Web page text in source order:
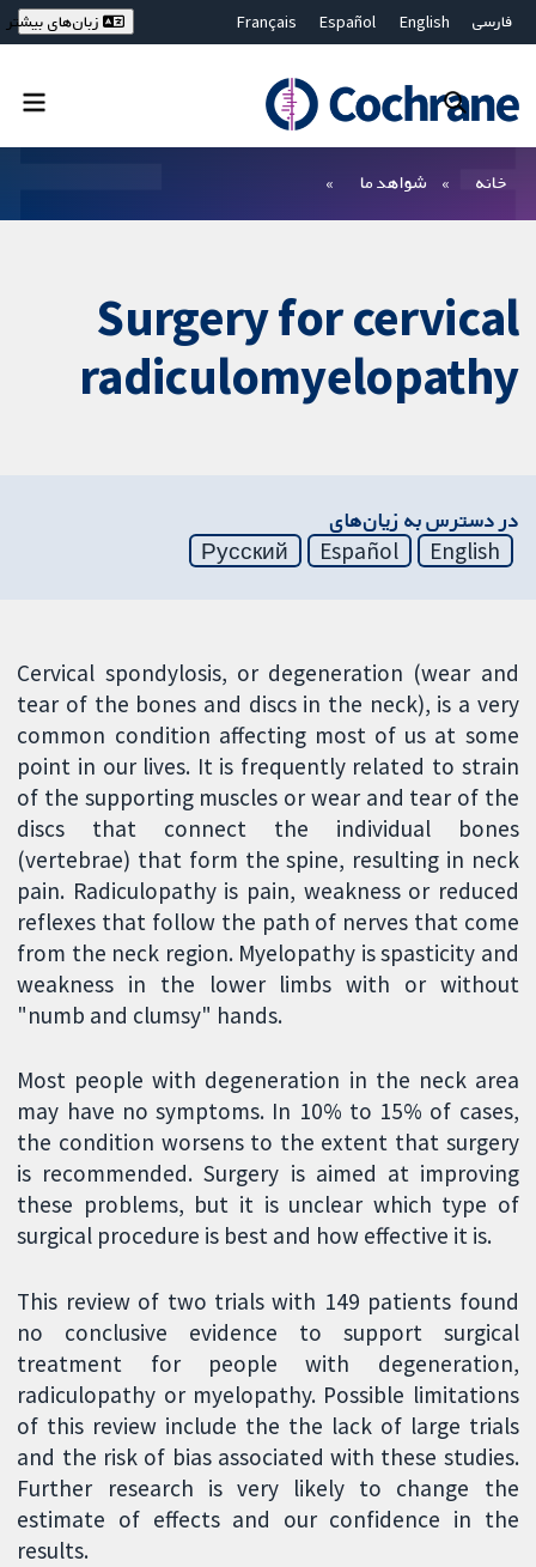
فارسی English
Español
Français
Bahasa Malaysia
ไทย
繁體中文
زبان‌های بیشتر
خانه شواهد ما
Surgery for cervical
radiculomyelopathy
در دسترس به زیان‌های
English
Español
Русский
Cervical spondylosis, or degeneration (wear and
tear of the bones and discs in the neck), is a very
common condition affecting most of us at some
point in our lives. It is frequently related to strain
of the supporting muscles or wear and tear of the
discs that connect the individual bones
(vertebrae) that form the spine, resulting in neck
pain. Radiculopathy is pain, weakness or reduced
reflexes that follow the path of nerves that come
from the neck region. Myelopathy is spasticity and
weakness in the lower limbs with or without
"numb and clumsy" hands.
Most people with degeneration in the neck area
may have no symptoms. In 10% to 15% of cases,
the condition worsens to the extent that surgery
is recommended. Surgery is aimed at improving
these problems, but it is unclear which type of
surgical procedure is best and how effective it is.
This review of two trials with 149 patients found
no conclusive evidence to support surgical
treatment for people with degeneration,
radiculopathy or myelopathy. Possible limitations
of this review include the the lack of large trials
and the risk of bias associated with these studies.
Further research is very likely to change the
estimate of effects and our confidence in the
results.